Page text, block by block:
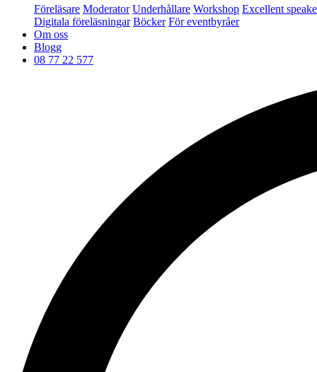
Föreläsare Moderator Underhållare Workshop Excellent
Digitala föreläsningar Böcker För eventbyråer
Om oss
Blogg
08 77 22 577